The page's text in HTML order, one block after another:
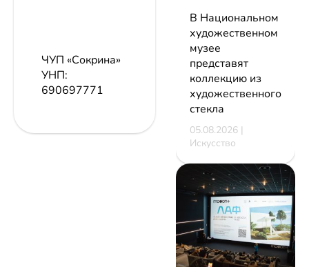
ЧУП «Сокрина»
УНП:
690697771
В Национальном
художественном
музее
представят
коллекцию из
художественного
стекла
05.08.2026 |
Искусство